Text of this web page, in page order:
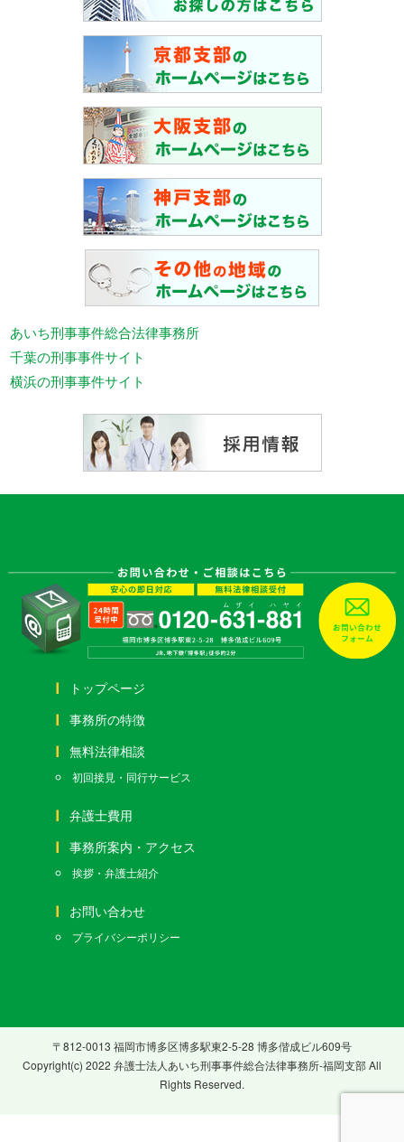
あいち刑事事件総合法律事務所
千葉の刑事事件サイト
横浜の刑事事件サイト
トップページ
事務所の特徴
無料法律相談
初回接見・同行サービス
弁護士費用
事務所案内・アクセス
挨拶・弁護士紹介
お問い合わせ
プライバシーポリシー
〒812-0013 福岡市博多区博多駅東2-5-28 博多偕成ビル609号
Copyright(c) 2022 弁護士法人あいち刑事事件総合法律事務所-福岡支部 All
Rights Reserved.